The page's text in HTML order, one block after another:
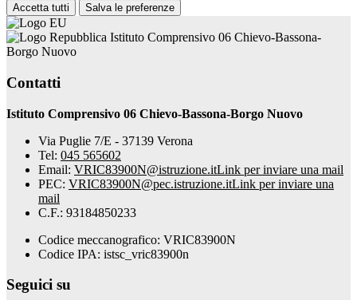
Accetta tutti Salva le preferenze
Istituto Comprensivo 06 Chievo-Bassona-
Borgo Nuovo
Contatti
Istituto Comprensivo 06 Chievo-Bassona-Borgo Nuovo
Via Puglie 7/E - 37139 Verona
Tel: 045 565602
Email: VRIC83900N@istruzione.itLink per inviare una mail
PEC: VRIC83900N@pec.istruzione.itLink per inviare una
mail
C.F.: 93184850233
Codice meccanografico: VRIC83900N
Codice IPA: istsc_vric83900n
Seguici su